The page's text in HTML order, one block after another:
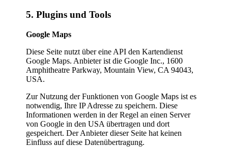
5. Plugins und Tools
Google Maps
Diese Seite nutzt über eine API den Kartendienst
Google Maps. Anbieter ist die Google Inc., 1600
Amphitheatre Parkway, Mountain View, CA 94043,
USA.
Zur Nutzung der Funktionen von Google Maps ist es
notwendig, Ihre IP Adresse zu speichern. Diese
Informationen werden in der Regel an einen Server
von Google in den USA übertragen und dort
gespeichert. Der Anbieter dieser Seite hat keinen
Einfluss auf diese Datenübertragung.